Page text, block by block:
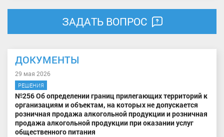
ЗАДАТЬ ВОПРОС
ДОКУМЕНТЫ
29 мая 2026
РЕШЕНИЯ
№256 Об определении границ прилегающих территорий к
организациям и объектам, на которых не допускается
розничная продажа алкогольной продукции и розничная
продажа алкогольной продукции при оказании услуг
общественного питания